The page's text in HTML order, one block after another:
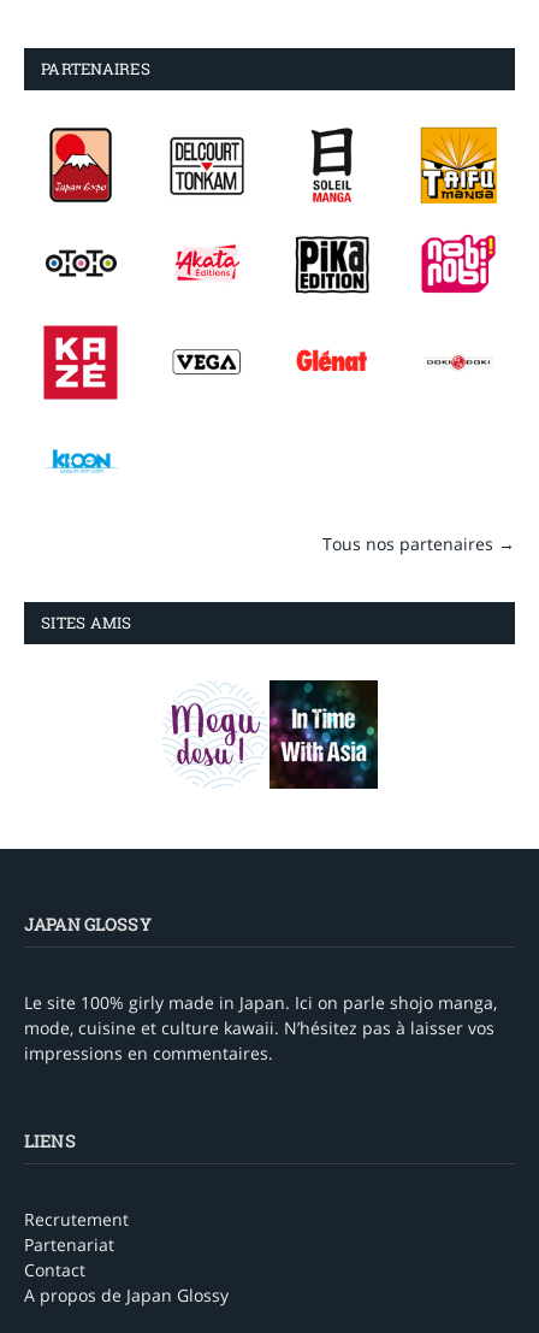
PARTENAIRES
Tous nos partenaires →
SITES AMIS
JAPAN GLOSSY
Le site 100% girly made in Japan. Ici on parle shojo manga,
mode, cuisine et culture kawaii. N’hésitez pas à laisser vos
impressions en commentaires.
LIENS
Recrutement
Partenariat
Contact
A propos de Japan Glossy